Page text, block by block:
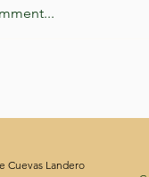
Cuevas Landero